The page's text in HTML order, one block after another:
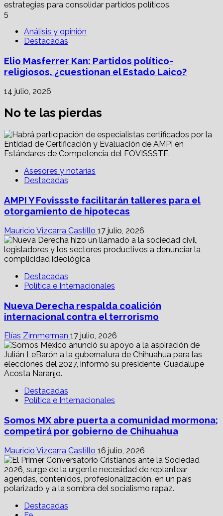
5
Análisis y opinión
Destacadas
Elio Masferrer Kan: Partidos político-
religiosos, ¿cuestionan el Estado Laico?
14 julio, 2026
No te las pierdas
Asesores y notarías
Destacadas
AMPI Y Fovissste facilitarán talleres para el
otorgamiento de hipotecas
Mauricio Vizcarra Castillo 17 julio, 2026
Destacadas
Política e Internacionales
Nueva Derecha respalda coalición
internacional contra el terrorismo
Elías Zimmerman 17 julio, 2026
Destacadas
Política e Internacionales
Somos MX abre puerta a comunidad mormona;
competirá por gobierno de Chihuahua
Mauricio Vizcarra Castillo 16 julio, 2026
Destacadas